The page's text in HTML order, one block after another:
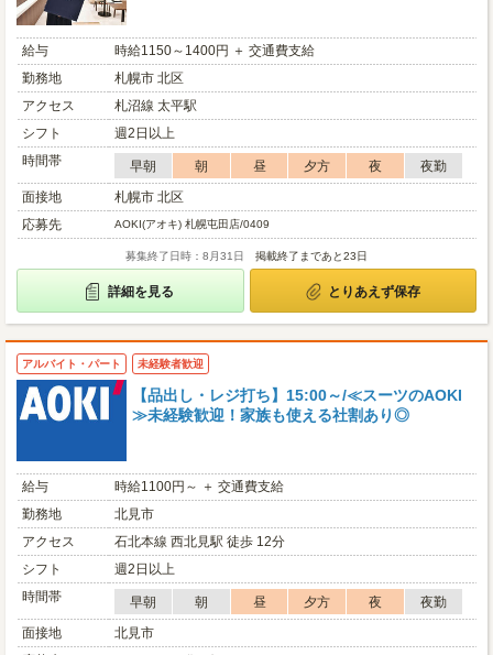
給与
時給1150～1400円 ＋ 交通費支給
勤務地
札幌市 北区
アクセス
札沼線 太平駅
シフト
週2日以上
時間帯
早朝 朝 昼 夕方 夜
夜勤
面接地
札幌市 北区
応募先
AOKI(アオキ) 札幌屯田店/0409
募集終了日時：8月31日 掲載終了まであと23日
詳細を見る とりあえず保存
アルバイト・パート 未経験者歓迎
【品出し・レジ打ち】15:00～/≪スーツのAOKI
≫未経験歓迎！家族も使える社割あり◎
給与
時給1100円～ ＋ 交通費支給
勤務地
北見市
アクセス
石北本線 西北見駅 徒歩 12分
シフト
週2日以上
時間帯
早朝 朝 昼 夕方 夜
夜勤
面接地
北見市